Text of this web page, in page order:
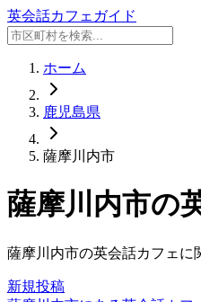
英会話カフェガイド
ホーム
鹿児島県
薩摩川内市
薩摩川内市の
薩摩川内市の英会話カフェに
新規投稿